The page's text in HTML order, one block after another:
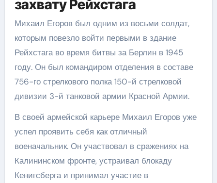
захвату Рейхстага
Михаил Егоров был одним из восьми солдат,
которым повезло войти первыми в здание
Рейхстага во время битвы за Берлин в 1945
году. Он был командиром отделения в составе
756-го стрелкового полка 150-й стрелковой
дивизии 3-й танковой армии Красной Армии.
В своей армейской карьере Михаил Егоров уже
успел проявить себя как отличный
военачальник. Он участвовал в сражениях на
Калининском фронте, устраивал блокаду
Кенигсберга и принимал участие в